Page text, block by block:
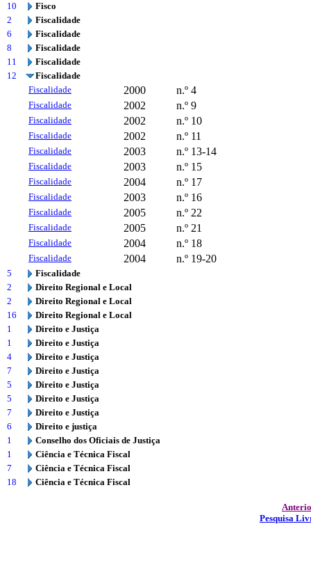
10
Fisco
2
Fiscalidade
6
Fiscalidade
8
Fiscalidade
11
Fiscalidade
12
Fiscalidade
Fiscalidade
2000 n.º 4
Fiscalidade 2002 n.º 9
Fiscalidade 2002 n.º 10
Fiscalidade 2002 n.º 11
Fiscalidade 2003 n.º 13-14
Fiscalidade 2003 n.º 15
Fiscalidade 2004 n.º 17
Fiscalidade 2003 n.º 16
Fiscalidade 2005 n.º 22
Fiscalidade 2005 n.º 21
Fiscalidade 2004 n.º 18
Fiscalidade 2004 n.º 19-20
5
Fiscalidade
2
Direito Regional e Local
2
Direito Regional e Local
16
Direito Regional e Local
1
Direito e Justiça
1
Direito e Justiça
4
Direito e Justiça
7
Direito e Justiça
5
Direito e Justiça
5
Direito e Justiça
7
Direito e Justiça
6
Direito e justiça
1
Conselho dos Oficiais de Justiça
1
Ciência e Técnica Fiscal
7
Ciência e Técnica Fiscal
18
Ciência e Técnica Fiscal
Pesquisa